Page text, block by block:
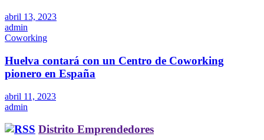
abril 13, 2023
admin
Coworking
Huelva contará con un Centro de Coworking
pionero en España
abril 11, 2023
admin
Distrito Emprendedores